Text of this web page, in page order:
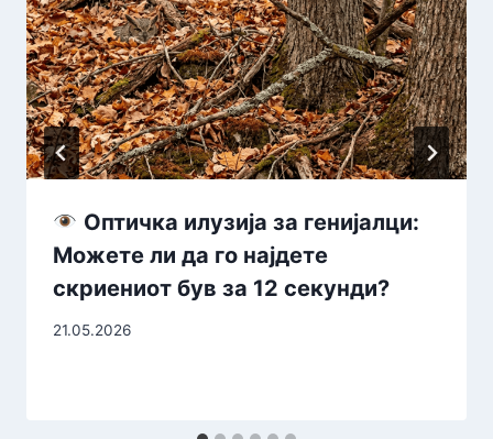
Оптичка илузија за генијалци:
Можете ли да го најдете
скриениот був за 12 секунди?
21.05.2026